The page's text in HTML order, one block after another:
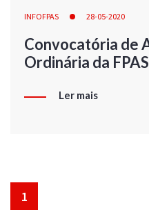
INFOFPAS 28-05-2020
Convocatória de
Ordinária da
Ler mais
1